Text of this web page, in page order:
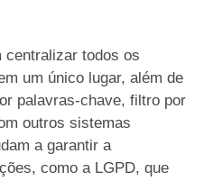
centralizar todos os
um único lugar, além de
palavras-chave, filtro por
outros sistemas
a garantir a
como a LGPD, que